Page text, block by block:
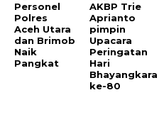
Personel
Polres
Aceh Utara
dan Brimob
Naik
Pangkat
AKBP Trie
Aprianto
pimpin
Upacara
Peringatan
Hari
Bhayangkara
ke-80